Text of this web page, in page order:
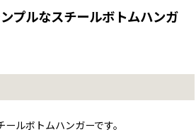
プルなスチールボトムハンガ
ルボトムハンガーです。